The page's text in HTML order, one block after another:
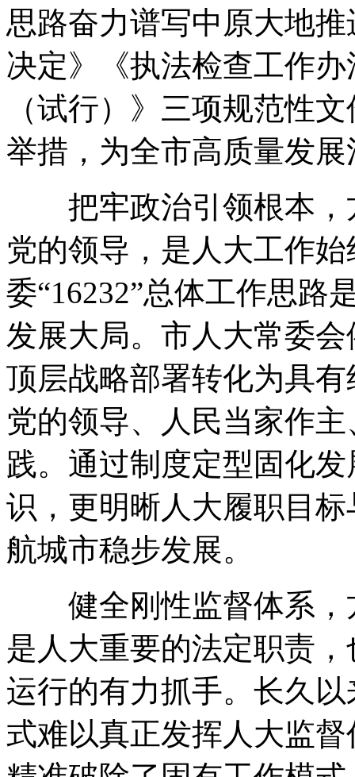
思路奋力谱写中原大地
决定》《执法检查工作
（试行）》三项规范性文
举措 ， 为全市高质量发
把牢政治引领根本 ，
党的领导 ， 是人大工作
委“16232”总体工作思路
发展大局。 市人大常委
顶层战略部署转化为具
党的领导、人民当家作
践。 通过制度定型固化发
识 ， 更明晰人大履职目
航城市稳步发展。
健全刚性监督体系 ，
是人大重要的法定职责 ，
运行的有力抓手。 长久以
式难以真正发挥人大监督